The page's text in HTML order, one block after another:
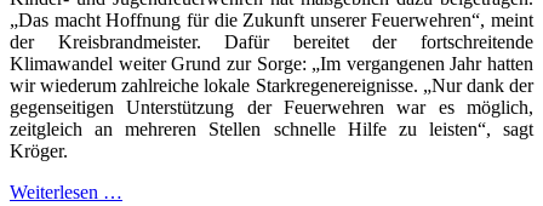
„Das macht Hoffnung für die Zukunft unserer Feuerwehren“, meint
der Kreisbrandmeister. Dafür bereitet der fortschreitende
Klimawandel weiter Grund zur Sorge: „Im vergangenen Jahr hatten
wir wiederum zahlreiche lokale Starkregenereignisse. „Nur dank der
gegenseitigen Unterstützung der Feuerwehren war es möglich,
zeitgleich an mehreren Stellen schnelle Hilfe zu leisten“, sagt
Kröger.
Weiterlesen …